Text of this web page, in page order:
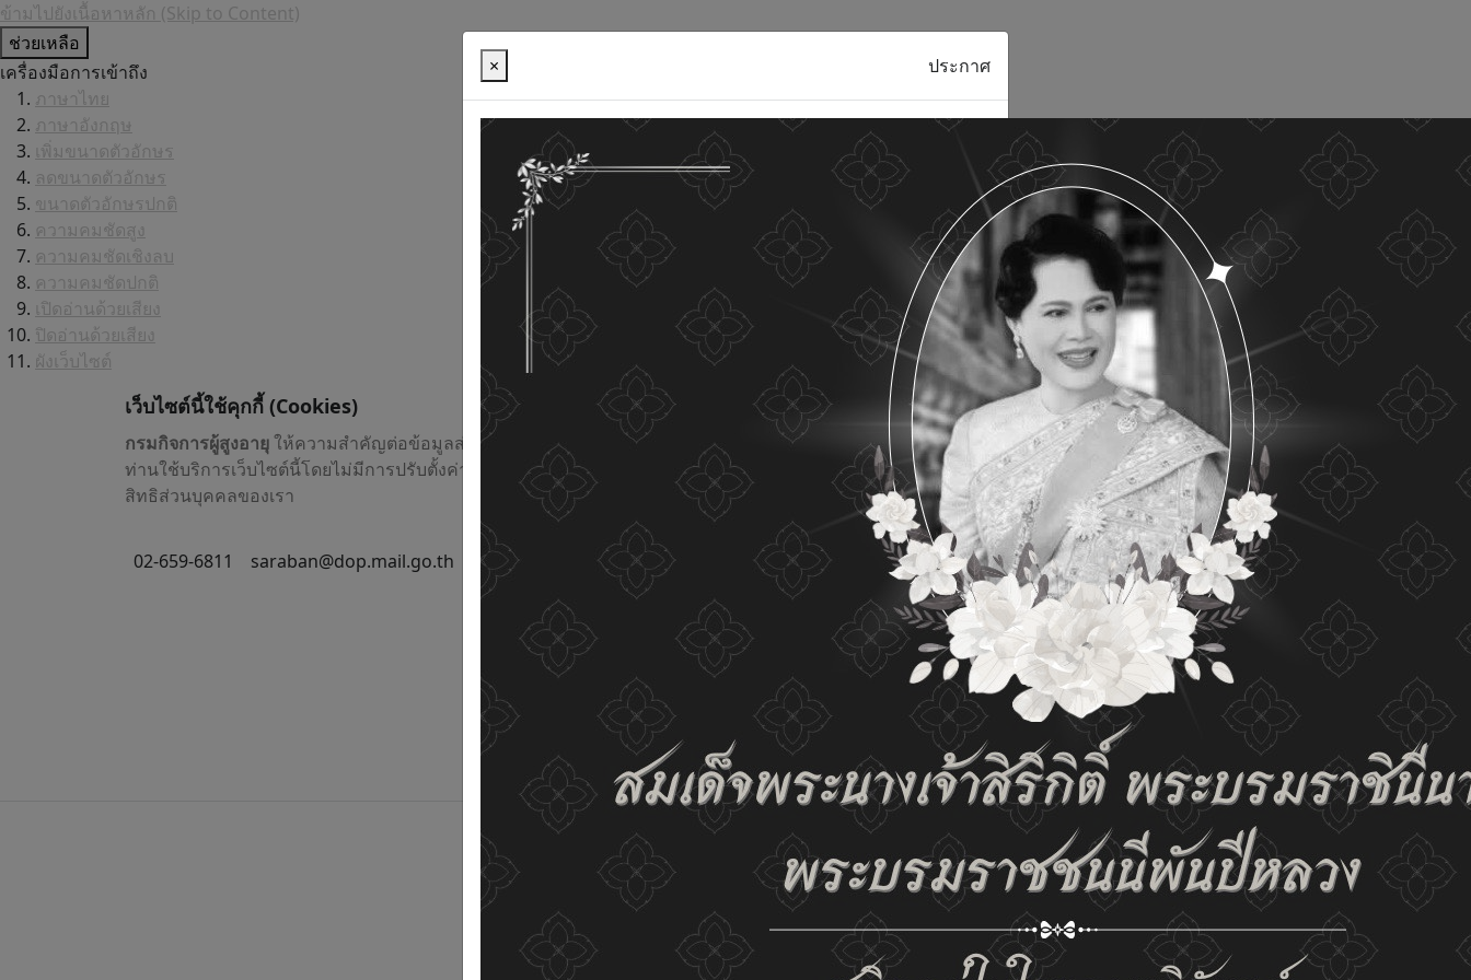
ข้ามไปยังเนื้อหาหลัก (Skip to Content)
ช่วยเหลือ
เครื่องมือการเข้าถึง
ภาษาไทย
ภาษาอังกฤษ
เพิ่มขนาดตัวอักษร
ลดขนาดตัวอักษร
ขนาดตัวอักษรปกติ
ความคมชัดสูง
ความคมชัดเชิงลบ
ความคมชัดปกติ
เปิดอ่านด้วยเสียง
ปิดอ่านด้วยเสียง
ผังเว็บไซต์
เว็บไซต์นี้ใช้คุกกี้ (Cookies)
กรมกิจการผู้สูงอายุให้ความสำคัญต่อข้อมูลส่วนบุคคลของท่าน เพื่อการพัฒนาและปรับปรุงเว็บไซต์ หาก
ท่านใช้บริการเว็บไซต์นี้โดยไม่มีการปรับตั้งค่าใดๆ แสดงว่าท่านยินยอมที่จะรับคุกกี้บนเว็บไซต์ และนโยบาย
สิทธิส่วนบุคคลของเรา
ดูรายละเอียด ยอมรับทั้งหมด
02-659-6811 saraban@dop.mail.go.th
เปลี่ยนการแสดงผล
ก-
CC
× ประกาศ